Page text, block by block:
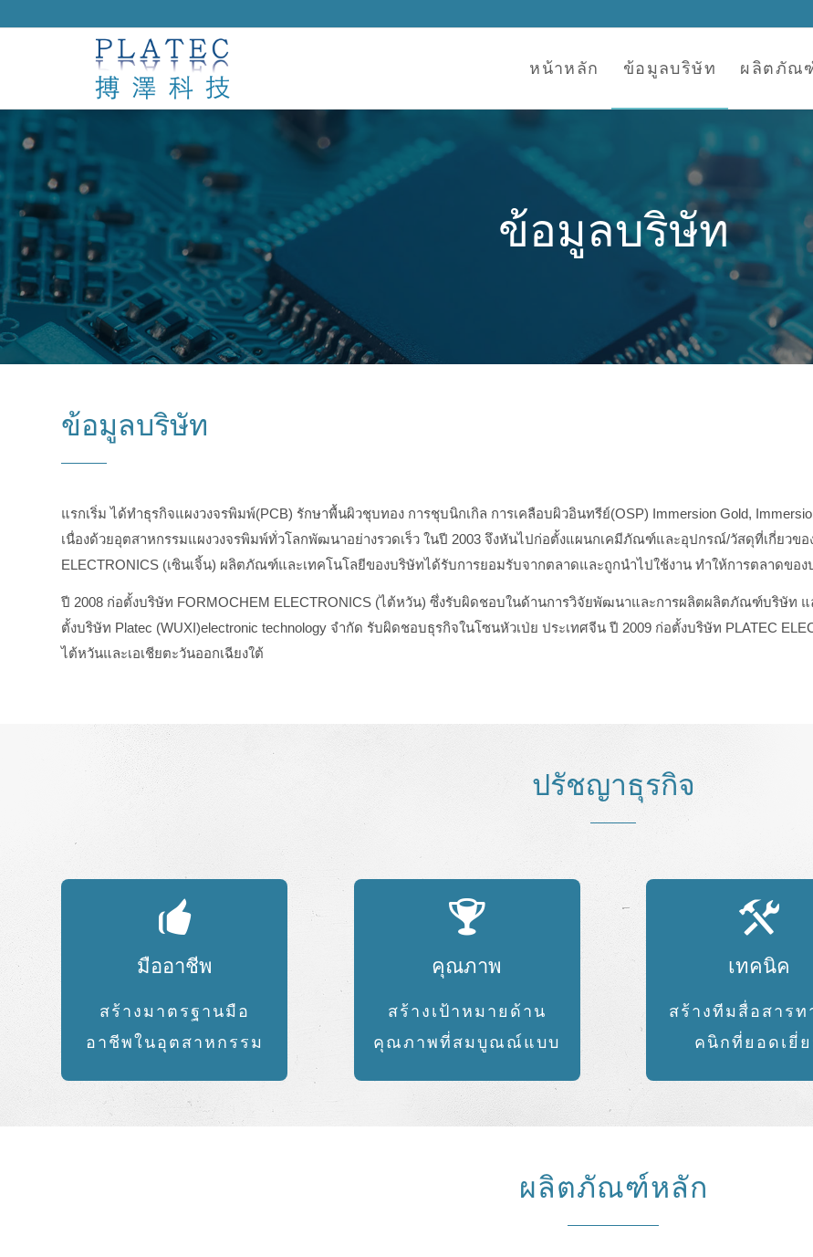
หน้าหลัก ข้อมูลบริษัท ผลิตภัณ
ข้อมูลบริษัท
ข้อมูลบริษัท
แรกเริ่ม ได้ทำธุรกิจแผงวงจรพิมพ์(PCB) รักษาพื้นผิวชุบทอง การชุบนิกเกิล การเคลือบผิวอินทรีย์(OSP) Immersion Gold,
เนื่องด้วยอุตสาหกรรมแผงวงจรพิมพ์ทั่วโลกพัฒนาอย่างรวดเร็ว ในปี 2003 จึงหันไปก่อตั้งแผนกเคมีภัณฑ์และอุปกรณ์/วัสดุที่เกี่ยวข
ELECTRONICS (เซินเจิ้น) ผลิตภัณฑ์และเทคโนโลยีของบริษัทได้รับการยอมรับจากตลาดและถูกนำไปใช้งาน ทำให้การตลาดขอ
ปี 2008 ก่อตั้งบริษัท FORMOCHEM ELECTRONICS (ไต้หวัน) ซึ่งรับผิดชอบในด้านการวิจัยพัฒนาและการผลิตผลิตภัณฑ์บริษัท แล
ตั้งบริษัท Platec (WUXI)electronic technology จำกัด รับผิดชอบธุรกิจในโซนหัวเป่ย ประเทศจีน ปี 2009 ก่อตั้งบริษัท PLATEC
ไต้หวันและเอเชียตะวันออกเฉียงใต้
ปรัชญาธุรกิจ
มืออาชีพ
สร้างมาตรฐานมือ
อาชีพในอุตสาหกรรม
คุณภาพ
สร้างเป้าหมายด้าน
คุณภาพที่สมบูณณ์แบบ
เทคนิค
สร้างทีมสื่อสารท
คนิกที่ยอดเยี่ย
ผลิตภัณฑ์หลัก